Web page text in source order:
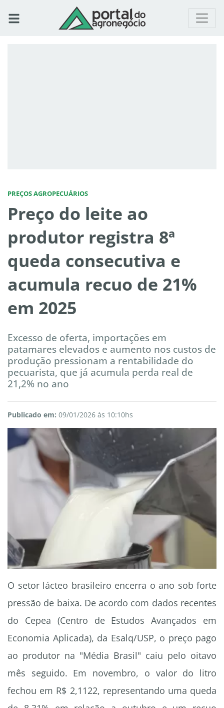
PREÇOS AGROPECUÁRIOS
Preço do leite ao
produtor registra 8ª
queda consecutiva e
acumula recuo de 21%
em 2025
Excesso de oferta, importações em
patamares elevados e aumento nos custos de
produção pressionam a rentabilidade do
pecuarista, que já acumula perda real de
21,2% no ano
Publicado em: 09/01/2026 às 10:10hs
O setor lácteo brasileiro encerra o ano sob forte
pressão de baixa. De acordo com dados recentes
do Cepea (Centro de Estudos Avançados em
Economia Aplicada), da Esalq/USP, o preço pago
ao produtor na "Média Brasil" caiu pelo oitavo
mês seguido. Em novembro, o valor do litro
fechou em R$ 2,1122, representando uma queda